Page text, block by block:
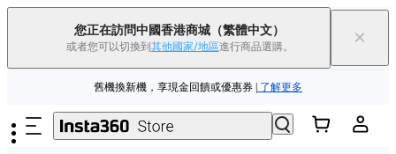
您正在訪問中國香港商城 （繁體中文）
或者您可以切換到 其他國家/地區進行商品選購。 ×
Insta360 Luna Ultra |現已上市| 免運費
舊機換新機，享現金回饋或優惠券 了解更多
Insta360 Luna Ultra 香港限定人氣套裝 | 現已上市 |免運費